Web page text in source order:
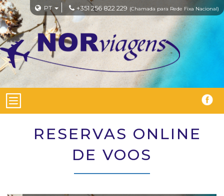
PT +351 256 822 229 (Chamada para Rede Fixa Nacional)
RESERVAS ONLINE
DE VOOS